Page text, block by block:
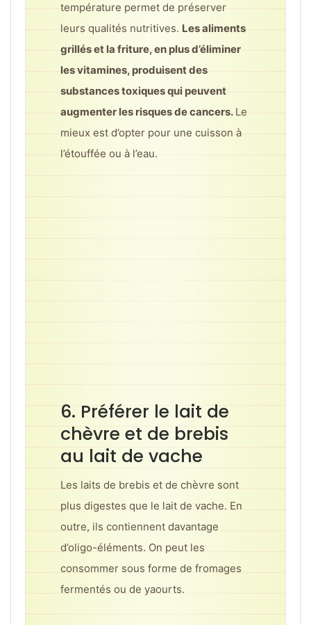
température permet de préserver
leurs qualités nutritives. Les aliments
grillés et la friture, en plus d’éliminer
les vitamines, produisent des
substances toxiques qui peuvent
augmenter les risques de cancers. Le
mieux est d’opter pour une cuisson à
l’étouffée ou à l’eau.
6. Préférer le lait de
chèvre et de brebis
au lait de vache
Les laits de brebis et de chèvre sont
plus digestes que le lait de vache. En
outre, ils contiennent davantage
d’oligo-éléments. On peut les
consommer sous forme de fromages
fermentés ou de yaourts.